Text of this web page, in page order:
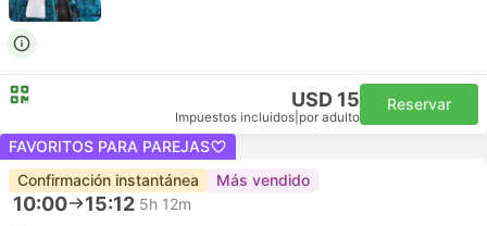
USD 15
Impuestos incluidos por adulto
Reservar
FAVORITOS PARA PAREJAS
Confirmación instantánea
Más vendido
10:00 15:12 5h 12m